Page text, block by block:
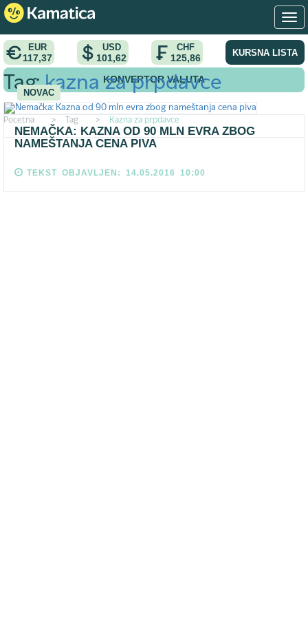
EUR
117,37
USD
101,62
CHF
125,86 KURSNA LISTA
KONVERTOR VALUTA
Pocetna > Tag > Kazna za prpdavce
Tag:kazna za prpdavce
NOVAC
NEMAČKA: KAZNA OD 90 MLN EVRA ZBOG
NAMEŠTANJA CENA PIVA
TEKST OBJAVLJEN: 14.05.2016 10:00